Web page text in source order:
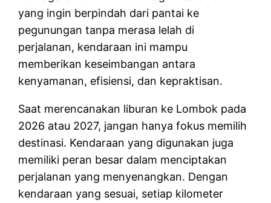
yang ingin berpindah dari pantai ke
pegunungan tanpa merasa lelah di
perjalanan, kendaraan ini mampu
memberikan keseimbangan antara
kenyamanan, efisiensi, dan kepraktisan.
Saat merencanakan liburan ke Lombok pada
2026 atau 2027, jangan hanya fokus memilih
destinasi. Kendaraan yang digunakan juga
memiliki peran besar dalam menciptakan
perjalanan yang menyenangkan. Dengan
kendaraan yang sesuai, setiap kilometer